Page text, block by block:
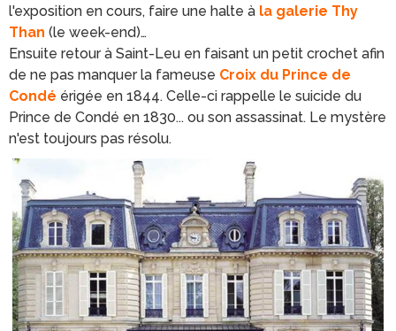
l'exposition en cours, faire une halte à la galerie Thy
Than (le week-end)…
Ensuite retour à Saint-Leu en faisant un petit crochet afin
de ne pas manquer la fameuse Croix du Prince de
Condé érigée en 1844. Celle-ci rappelle le suicide du
Prince de Condé en 1830... ou son assassinat. Le mystère
n'est toujours pas résolu.